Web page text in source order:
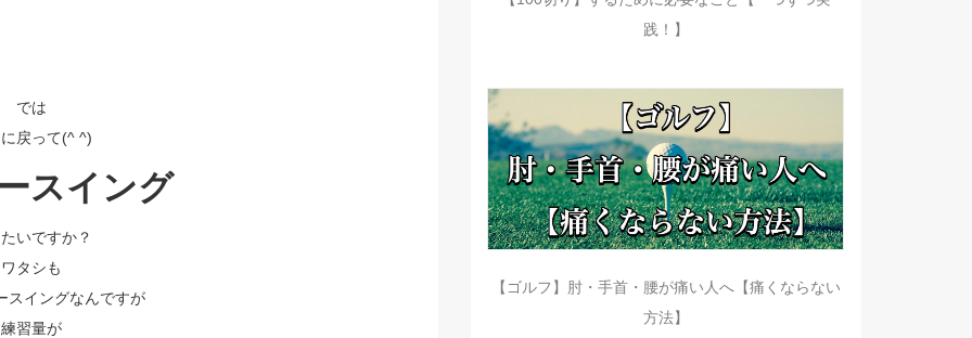
では
戻って(^ ^)
スイング
いですか？
ワタシも
スイングなんですが
練習量が
践！】
【ゴルフ】肘・手首・腰が痛い人へ【痛くならない
方法】